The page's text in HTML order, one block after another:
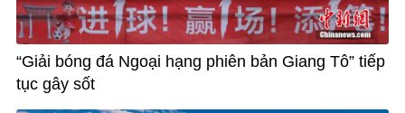
“Giải bóng đá Ngoại hạng phiên bản Giang Tô” tiếp
tục gây sốt